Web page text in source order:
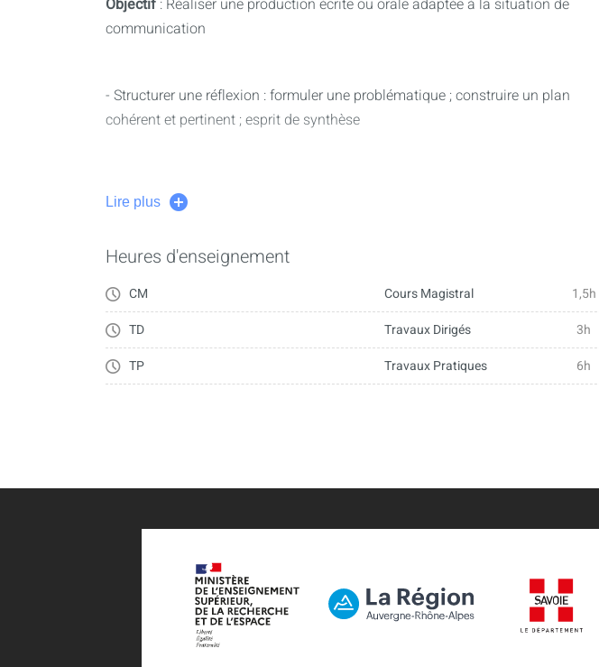
Objectif: Réaliser une production écrite ou orale adaptée à la situation de
communication
- Structurer une réflexion : formuler une problématique ; construire un plan
cohérent et pertinent ; esprit de synthèse
exposé, une performance (par ex. tutoriel) : posture énonciative, prise en compte
de présentation)
- Savoir décrypter une situation de communication : contexte, enjeux et risques
Lire plus
Heures d'enseignement
CM Cours Magistral
1,5h
TD
Travaux Dirigés
3h
TP
Travaux Pratiques 6h